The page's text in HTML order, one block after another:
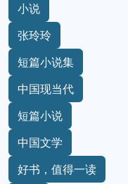
小说
张玲玲
短篇小说集
中国现当代
短篇小说
中国文学
好书，值得一读